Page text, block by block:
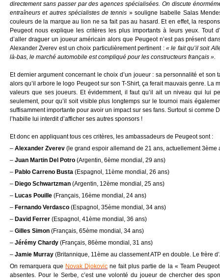
directement sans passer par des agences spécialisées. On discute
entraîneurs et autres spécialistes de tennis » souligne Isabelle Salas
couleurs de la marque au lion ne sa fait pas au hasard. Et en effet, la
Peugeot nous explique les critères les plus importants à leurs yeux. Tout
d’aller draguer un joueur américain alors que Peugeot n’est pas présent
Alexander Zverev est un choix particulièrement pertinent :« le fait qu’il soit
là-bas, le marché automobile est compliqué pour les constructeurs français ».
Et dernier argument concernant le choix d’un joueur : sa personnalité et son
alors qu’il arbore le logo Peugeot sur son T-Shirt, ça ferait mauvais genre. La
valeurs que ses joueurs. Et évidemment, il faut qu’il ait un niveau qui lui
seulement, pour qu’il soit visible plus longtemps sur le tournoi mais
suffisamment importante pour avoir un impact sur ses fans. Surtout si comme
l’habille lui interdit d’afficher ses autres sponsors !
Et donc en appliquant tous ces critères, les ambassadeurs de Peugeot sont :
– Alexander Zverev (le grand espoir allemand de 21 ans, actuellement 3ème
– Juan Martin Del Potro (Argentin, 6ème mondial, 29 ans)
– Pablo Carreno Busta (Espagnol, 11ème mondial, 26 ans)
– Diego Schwartzman (Argentin, 12ème mondial, 25 ans)
– Lucas Pouille (Français, 16ème mondial, 24 ans)
– Fernando Verdasco (Espagnol, 35ème mondial, 34 ans)
– David Ferrer (Espagnol, 41ème mondial, 36 ans)
– Gilles Simon (Français, 65ème mondial, 34 ans)
– Jérémy Chardy (Français, 86ème mondial, 31 ans)
– Jamie Murray (Britannique, 11ème au classement ATP en double. Le frère
On remarquera que Novak Djokovic ne fait plus partie de la « Team
absentes. Pour le Serbe, c’est une volonté du joueur de chercher des